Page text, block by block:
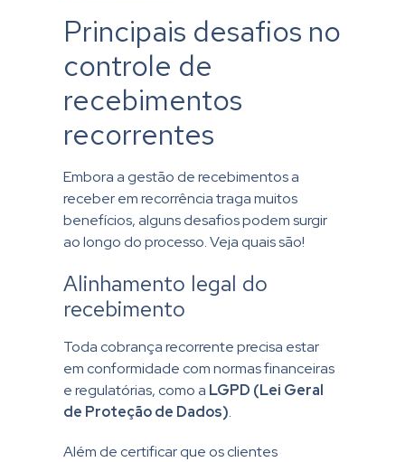
Principais desafios no
controle de
recebimentos
recorrentes
Embora a gestão de recebimentos a
receber em recorrência traga muitos
benefícios, alguns desafios podem surgir
ao longo do processo. Veja quais são!
Alinhamento legal do
recebimento
Toda cobrança recorrente precisa estar
em conformidade com normas financeiras
e regulatórias, como a LGPD (Lei Geral
de Proteção de Dados).
Além de certificar que os clientes